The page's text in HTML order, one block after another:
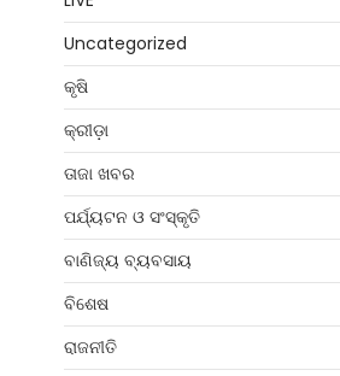
Uncategorized
କୃଷି
କ୍ରୀଡ଼ା
ତାଜା ଖବର
ପର୍ଯ୍ୟଟନ ଓ ସଂସ୍କୃତି
ବାଣିଜ୍ୟ ବ୍ୟବସାୟ
ବିଶେଷ
ରାଜନୀତି